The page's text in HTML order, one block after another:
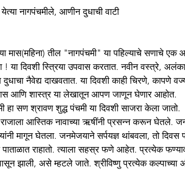
येत्या नागपंचमीले, आणीन दुधाची वाटी
मास(महिना) तील "नागपंचमी" या पहिल्याचे सणाचे
! या दिवशी स्त्रिया उपवास करतात. नवीन वस्त्रे,
नैवेद्य दाखवतात. या दिवशी काही चिरणे, कापणे
आणि शास्त्र या लेखातून आपण जाणून घेणार आहोत.
हा सण श्रावण शुद्ध पंचमी या दिवशी साजरा केला जातो.
आस्तिक नावाच्या ऋषींनी प्रसन्न करून घेतले.
मागून घेतला. जनमेजयाने सर्पयज्ञ थांबवला, तो दिवस
पाताळात राहातो. त्याला सहस्र फणे आहेत. प्रत्येक
झाली, असे म्हटले जाते. श्रीविष्णु प्रत्येक कल्पाच्या